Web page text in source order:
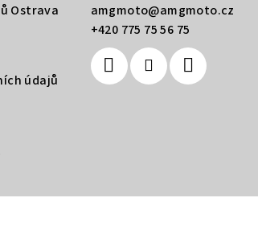
Ostrava
údajů
amgmoto@amgmoto.cz
+420 775 75 56 75